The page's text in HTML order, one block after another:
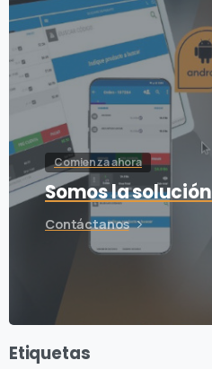
Comienza ahora
Somos la
Contáctanos
Etiquetas